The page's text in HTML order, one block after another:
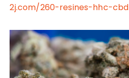
2j.com/260-resines-hhc-cbd